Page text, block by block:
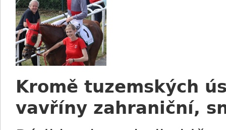
Kromě tuzemských
vavříny zahraniční,